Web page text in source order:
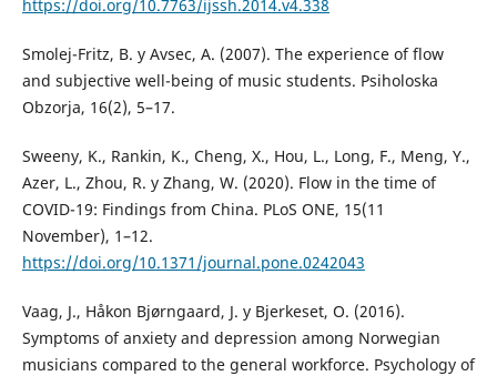
https://doi.org/10.7763/ijssh.2014.v4.338
Smolej-Fritz, B. y Avsec, A. (2007). The experience of flow
and subjective well-being of music students. Psiholoska
Obzorja, 16(2), 5–17.
Sweeny, K., Rankin, K., Cheng, X., Hou, L., Long, F., Meng, Y.,
Azer, L., Zhou, R. y Zhang, W. (2020). Flow in the time of
COVID-19: Findings from China. PLoS ONE, 15(11
November), 1–12.
https://doi.org/10.1371/journal.pone.0242043
Vaag, J., Håkon Bjørngaard, J. y Bjerkeset, O. (2016).
Symptoms of anxiety and depression among Norwegian
musicians compared to the general workforce. Psychology of